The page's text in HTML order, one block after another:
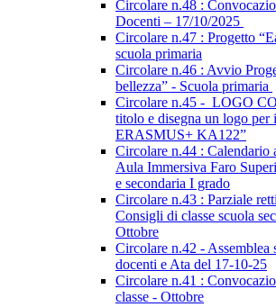
Circolare n.48 :
Docenti – 17/10/2025
Circolare n.47 : Progetto
scuola primaria
Circolare n.46 : Avvio
bellezza” - Scuola primaria
Circolare n.45 - LOGO
titolo e disegna un logo per
ERASMUS+ KA122”
Circolare n.44 : Calendario
Aula Immersiva Faro
e secondaria I grado
Circolare n.43 : Parziale
Consigli di classe scuola
Ottobre
Circolare n.42 - Assemblea
docenti e Ata del 17-10-25
Circolare n.41 :
classe - Ottobre